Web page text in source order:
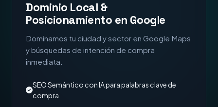
Dominio Local &
Posicionamiento en Google
Dominamos tu ciudad y sector en Google Maps
y búsquedas de intención de compra
inmediata.
SEO Semántico con IA para palabras clave de
compra